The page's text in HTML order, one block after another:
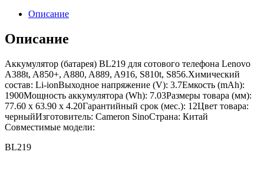
Описание
Описание
Аккумулятор (батарея) BL219 для сотового телефона Lenovo
A388t, A850+, A880, A889, A916, S810t, S856.Химический
состав: Li-ionВыходное напряжение (V): 3.7Емкость (mAh):
1900Мощность аккумулятора (Wh): 7.03Размеры товара (мм):
77.60 x 63.90 x 4.20Гарантийный срок (мес.): 12Цвет товара:
черныйИзготовитель: Cameron SinoСтрана: Китай
Совместимые модели:
BL219